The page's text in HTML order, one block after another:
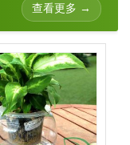
查看更多 →